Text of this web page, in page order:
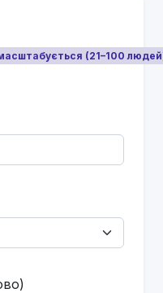
(21–100